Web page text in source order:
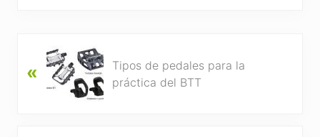
r
«
Tipos de pedales para la
práctica del BTT